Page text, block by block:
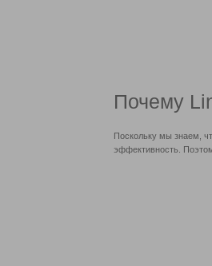
Почему
Поскольку мы знаем,
эффективность.